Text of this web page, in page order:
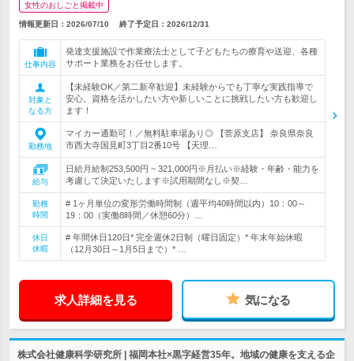
女性のおしごと掲載中
情報更新日：2026/07/10 終了予定日： 2026/12/31
仕事内容
発達支援施設で作業療法士として子どもたちの療育や送迎、各種
サポート業務をお任せします。
対象と
なる方
【未経験OK／第二新卒歓迎】未経験からでも丁寧な実践指導で
安心。資格を活かしたい方や新しいことに挑戦したい方も歓迎し
ます！
勤務地
マイカー通勤可！／無料駐車場あり◎ 【菅原支店】 奈良県奈良
市西大寺国見町3丁目2番10号 【天理…
給与
日給月給制253,500円 ~ 321,000円※月払い※経験・年齢・能力を
考慮して決定いたします※試用期間なし※契…
勤務
時間
# 1ヶ月単位の変形労働時間制（週平均40時間以内）10：00～
19：00（実働8時間／休憩60分）…
休日
休暇
# 年間休日120日* 完全週休2日制（曜日固定）* 年末年始休暇
（12月30日～1月5日まで）* …
求人詳細を見る 気になる
株式会社健康科学研究所 | 福岡本社×黒字経営35年。地域の健康を支える企